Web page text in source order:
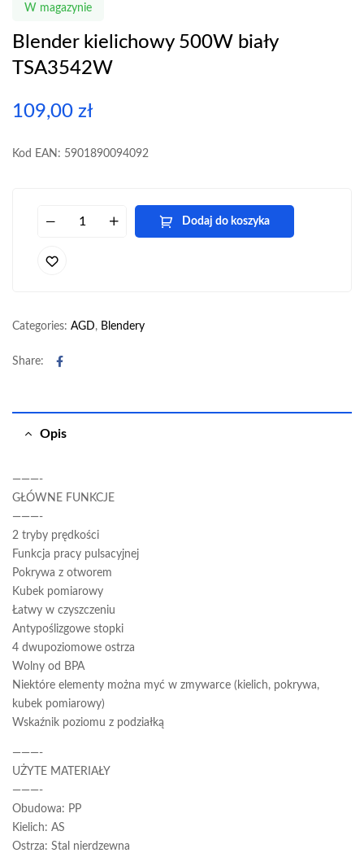
W magazynie
Blender kielichowy 500W biały
TSA3542W
109,00 zł
Kod EAN: 5901890094092
Dodaj do koszyka
Categories: AGD, Blendery
Share: Facebook
Opis
———-
GŁÓWNE FUNKCJE
———-
2 tryby prędkości
Funkcja pracy pulsacyjnej
Pokrywa z otworem
Kubek pomiarowy
Łatwy w czyszczeniu
Antypoślizgowe stopki
4 dwupoziomowe ostrza
Wolny od BPA
Niektóre elementy można myć w zmywarce (kielich, pokrywa,
kubek pomiarowy)
Wskaźnik poziomu z podziałką
———-
UŻYTE MATERIAŁY
———-
Obudowa: PP
Kielich: AS
Ostrza: Stal nierdzewna